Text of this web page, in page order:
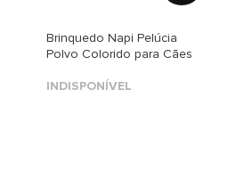
Brinquedo Napi Pelúcia
Polvo Colorido para Cães
INDISPONÍVEL